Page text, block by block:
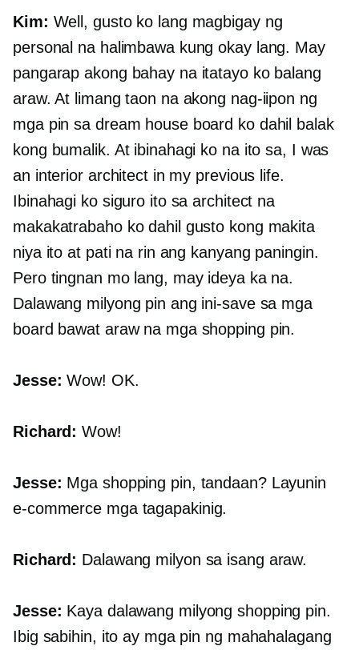
Kim: Well, gusto ko lang magbigay ng
personal na halimbawa kung okay lang. May
pangarap akong bahay na itatayo ko balang
araw. At limang taon na akong nag-iipon ng
mga pin sa dream house board ko dahil balak
kong bumalik. At ibinahagi ko na ito sa, I was
an interior architect in my previous life.
Ibinahagi ko siguro ito sa architect na
makakatrabaho ko dahil gusto kong makita
niya ito at pati na rin ang kanyang paningin.
Pero tingnan mo lang, may ideya ka na.
Dalawang milyong pin ang ini-save sa mga
board bawat araw na mga shopping pin.
Jesse: Wow! OK.
Richard: Wow!
Jesse: Mga shopping pin, tandaan? Layunin
e-commerce mga tagapakinig.
Richard: Dalawang milyon sa isang araw.
Jesse: Kaya dalawang milyong shopping pin.
Ibig sabihin, ito ay mga pin ng mahahalagang